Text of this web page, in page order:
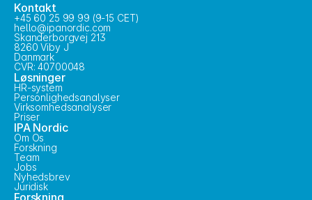
Kontakt
+45 60 25 99 99 (9-15 CET)
hello@ipanordic.com
Skanderborgvej 213
8260 Viby J
Danmark
CVR: 40700048
Løsninger
HR-system
Personlighedsanalyser
Virksomhedsanalyser
Priser
IPA Nordic
Om Os
Forskning
Team
Jobs
Nyhedsbrev
Juridisk
Forskning